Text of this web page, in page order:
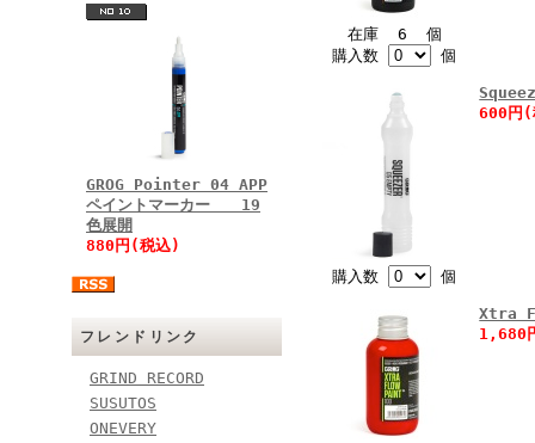
GROG Pointer 04 APP
ペイントマーカー 19
色展開
880円(税込)
フレンドリンク
GRIND RECORD
SUSUTOS
ONEVERY
在庫 6 個
購入数
個
購入数 個
600円
Xtra
1,680